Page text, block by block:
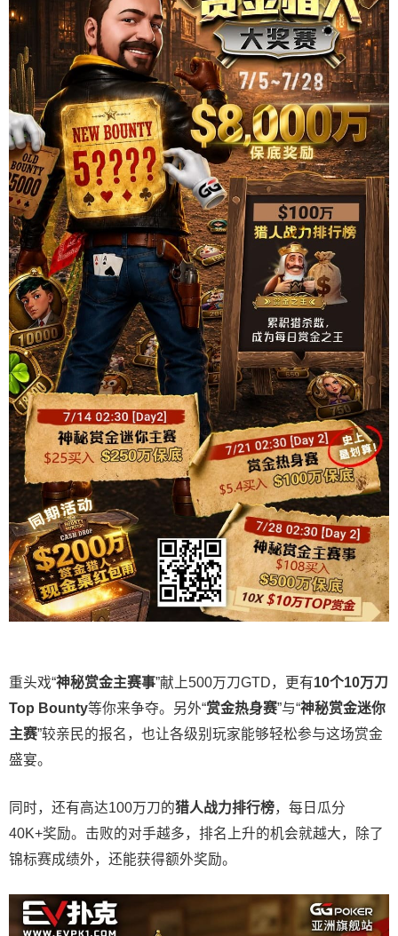
重头戏“神秘赏金主赛事”献上500万刀GTD，更有10个10万刀
Top Bounty等你来争夺。另外“赏金热身赛”与“神秘赏金迷你
主赛”较亲民的报名，也让各级别玩家能够轻松参与这场赏金
盛宴。
同时，还有高达100万刀的猎人战力排行榜，每日瓜分
40K+奖励。击败的对手越多，排名上升的机会就越大，除了
锦标赛成绩外，还能获得额外奖励。